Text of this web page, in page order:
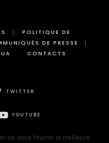
POLITIQUE DE
DE PRESSE
CONTACTS
TWITTER
YOUTUBE
de vous fournir la meilleure